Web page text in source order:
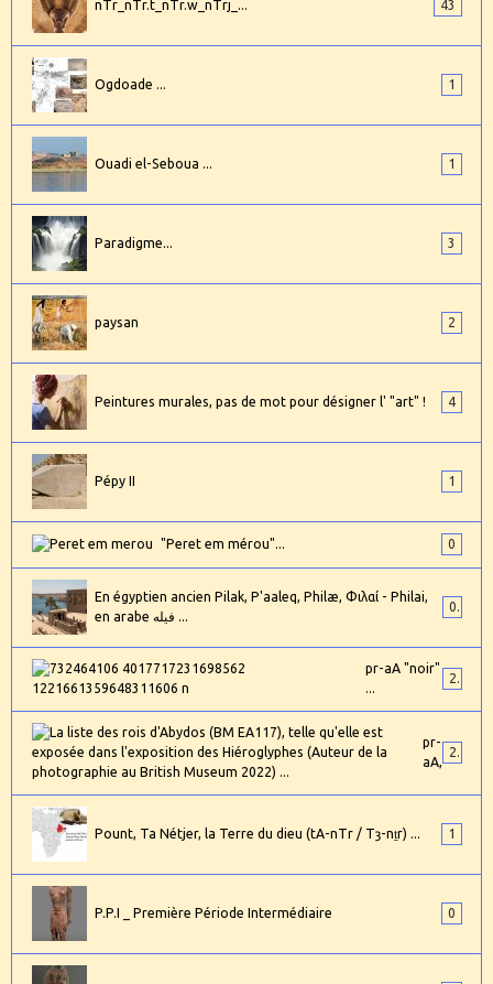
nTr_nTr.t_nTr.w_nTrj_... 43
Ogdoade ... 1
Ouadi el-Seboua ... 1
Paradigme... 3
paysan 2
Peintures murales, pas de mot pour désigner l' "art" ! 4
Pépy II 1
"Peret em mérou"... 0
En égyptien ancien Pilak, P'aaleq, Philæ, Φιλαί - Philai,
en arabe فيله ...
0
pr-aA "noir"
...
2
pr-
aA,
24
Pount, Ta Nétjer, la Terre du dieu (tA-nTr / Tȝ-nṯr) ... 1
P.P.I _ Première Période Intermédiaire 0